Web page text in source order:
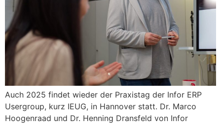
Auch 2025 findet wieder der Praxistag der Infor ERP
Usergroup, kurz IEUG, in Hannover statt. Dr. Marco
Hoogenraad und Dr. Henning Dransfeld von Infor